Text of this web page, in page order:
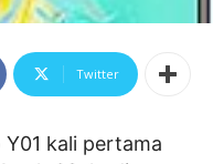
Twitter
kali pertama